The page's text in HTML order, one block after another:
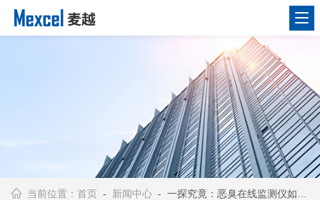
当前位置：首页 - 新闻中心 - 一探究竟：恶臭在线监测仪如何守护我们的清新环境